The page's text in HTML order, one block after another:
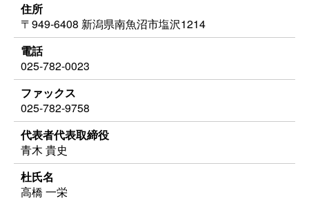
住所
〒949-6408 新潟県南魚沼市塩沢1214
電話
025‐782‐0023
ファックス
025‐782‐9758
代表者代表取締役
青木 貴史
杜氏名
高橋 一栄